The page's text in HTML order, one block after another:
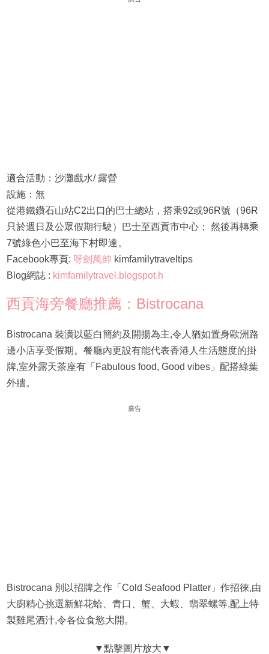
適合活動：沙灘戲水/ 露營
設施：無
從港鐵鑽石山站C2出口的巴士總站，搭乘92或96R號（96R
只於週日及公眾假期行駛）巴士至西貢市中心； 然後再轉乘
7號綠色小巴至海下村即達。
Facebook專頁: 呀劍萬帥 kimfamilytraveltips
Blog網誌 : kimfamilytravel.blogspot.h
西貢海旁餐廳推薦：Bistrocana
Bistrocana 裝潢以藍白簡約及開揚為主,令人猶如置身歐洲路
邊小店享受假期。餐廳內更設有能代表香港人生活態度的掛
牌,室外露天茶座有「Fabulous food, Good vibes」配搭綠葉
外牆。
廣告
Bistrocana 別以招牌之作「Cold Seafood Platter」作招徠,由
大廚精心挑選新鮮花蛤、青口、蟹、大蝦、翡翠螺等,配上特
製雞尾酒汁,令各位食慾大開。